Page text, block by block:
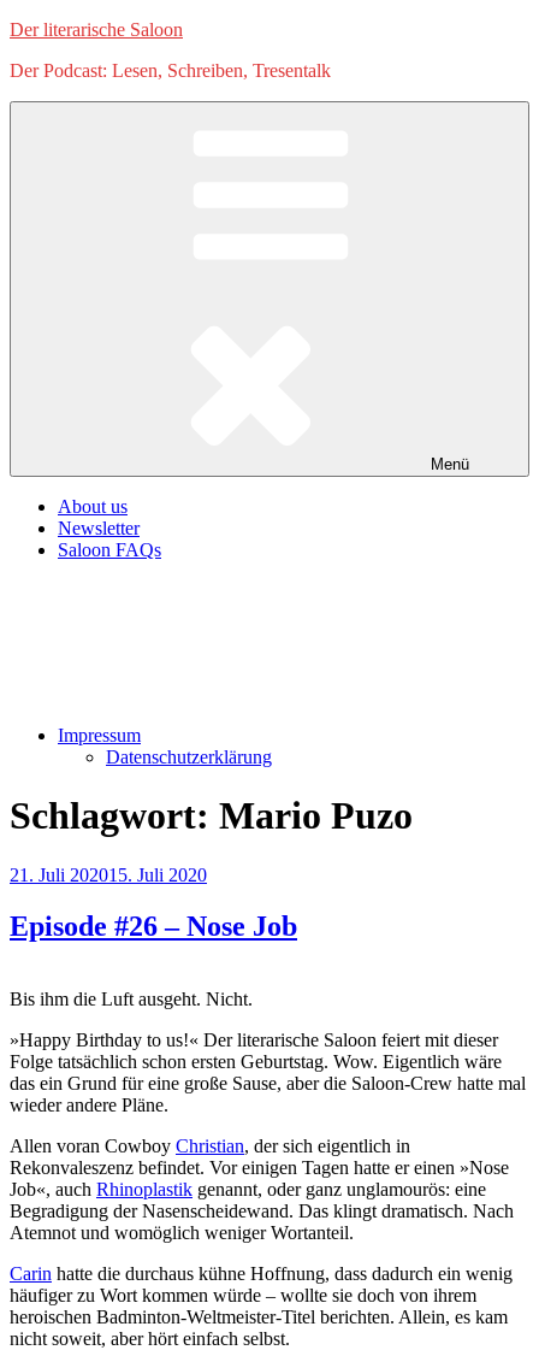
Zum
springen
Der literarische Saloon
Der Podcast: Lesen, Schreiben, Tresentalk
Menü
About us
Newsletter
Saloon FAQs
Impressum
Datenschutzerklärung
Schlagwort: Mario Puzo
Veröffentlicht
21. Juli 202015. Juli 2020
Episode #26 – Nose Job
Bis ihm die Luft ausgeht. Nicht.
»Happy Birthday to us!« Der literarische Saloon feiert mit dieser
Folge tatsächlich schon ersten Geburtstag. Wow. Eigentlich wäre
das ein Grund für eine große Sause, aber die Saloon-Crew hatte mal
wieder andere Pläne.
Allen voran Cowboy Christian, der sich eigentlich in
Rekonvaleszenz befindet. Vor einigen Tagen hatte er einen »Nose
Job«, auch Rhinoplastik genannt, oder ganz unglamourös: eine
Begradigung der Nasenscheidewand. Das klingt dramatisch. Nach
Atemnot und womöglich weniger Wortanteil.
Carin hatte die durchaus kühne Hoffnung, dass dadurch ein wenig
häufiger zu Wort kommen würde – wollte sie doch von ihrem
heroischen Badminton-Weltmeister-Titel berichten. Allein, es kam
nicht soweit, aber hört einfach selbst.